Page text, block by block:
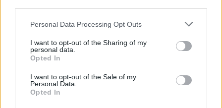
Personal Data Processing Opt Outs
I want to opt-out of the Sharing of my
personal data.
Opted In
I want to opt-out of the Sale of my
Personal Data.
Opted In
articolo.
L'email è richiesta ma non verrà mostrata ai visitatori. Il contenuto di questo
commento esprime il pensiero dell'autore e non rappresenta la linea editoriale
di VareseNews.it, che rimane autonoma e indipendente. I messaggi inclusi nei
commenti non sono testi giornalistici, ma post inviati dai singoli lettori che